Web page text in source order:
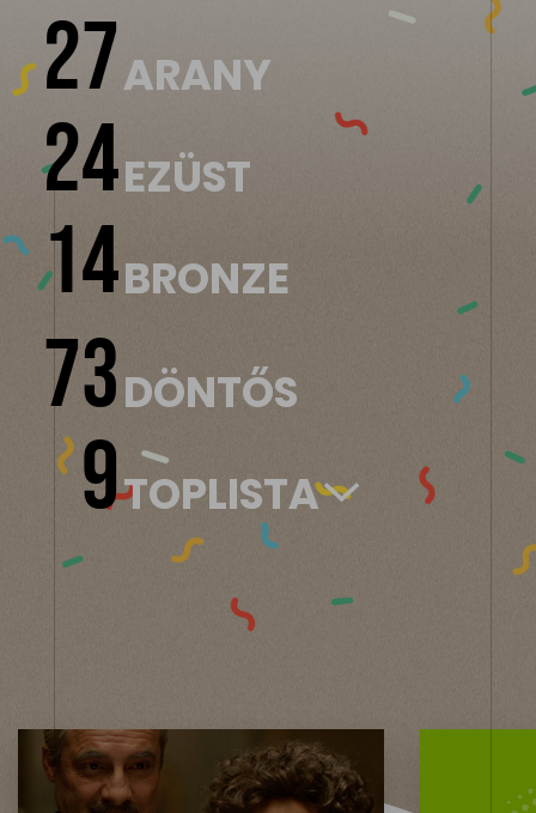
27ARANY
24EZÜST
14BRONZE
73DÖNTŐS
9TOPLISTA